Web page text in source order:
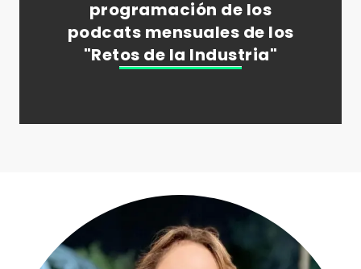
programación de los
podcats mensuales de los
"Retos de la Industria"